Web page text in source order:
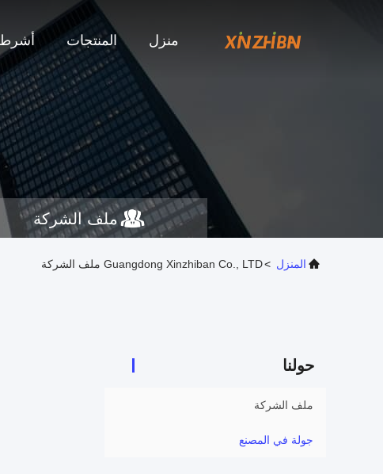
منزل المنتجات
ملف الشركة
المنزل >Guangdong Xinzhiban Co., LTD ملف الشركة
حولنا
ملف الشركة
جولة في المصنع